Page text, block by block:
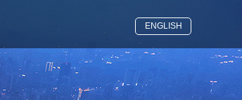
ENGLISH